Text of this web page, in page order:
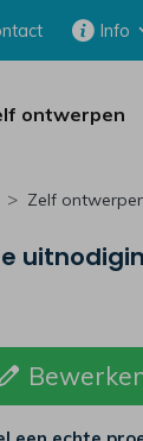
Info
ontwerpen
Zelf